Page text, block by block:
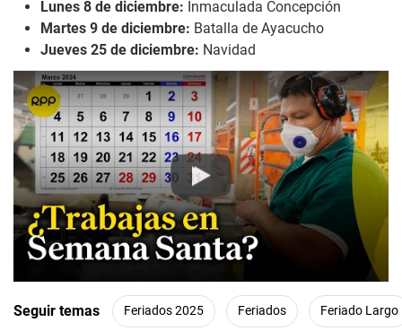
Lunes 8 de diciembre: Inmaculada Concepción
Martes 9 de diciembre: Batalla de Ayacucho
Jueves 25 de diciembre: Navidad
Play
Seguir temas Feriados 2025 Feriados Feriado Largo